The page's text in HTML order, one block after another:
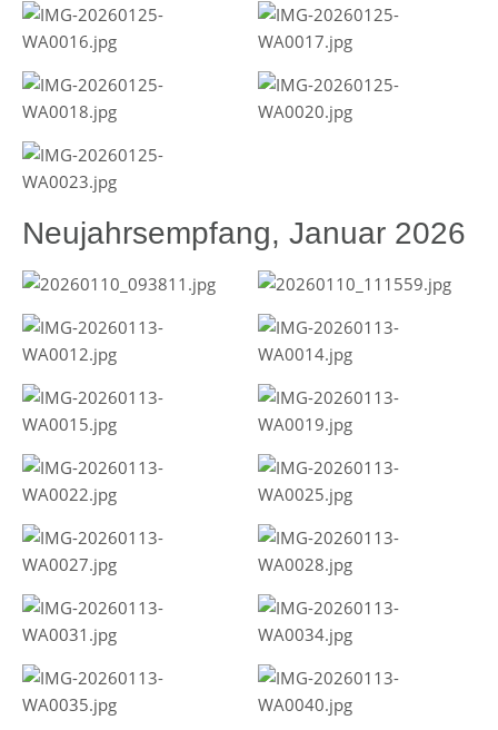
Neujahrsempfang, Januar 2026